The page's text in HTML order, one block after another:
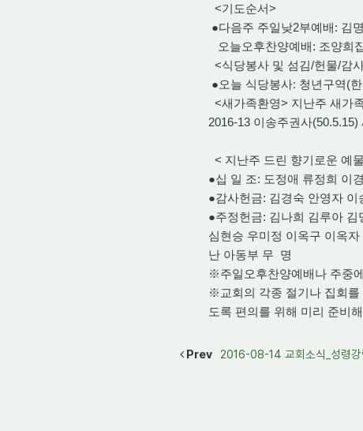
<기도순서>
●다음주 주일낮2부예배: 김
오늘오후찬양예배: 조양희
<식당봉사 및 섬김/헌물/감
●오늘 식당봉사: 청년구역(
<새가족환영> 지난주 새가
2016-13 이송주권사
< 지난주 드린 향기로운 예
●십 일 조: 도정애 류정희 이
●감사헌금: 김경숙 안영자
●주정헌금: 김나희 김루아
심현승 우미정 이옥구 이옥
난 아동부 무 명
※주일오후찬양예배나 주중
※교회의 각종 절기나 집회를
도록 편의를 위해 미리 준비
Prev 2016-08-14 교회소식_성령강